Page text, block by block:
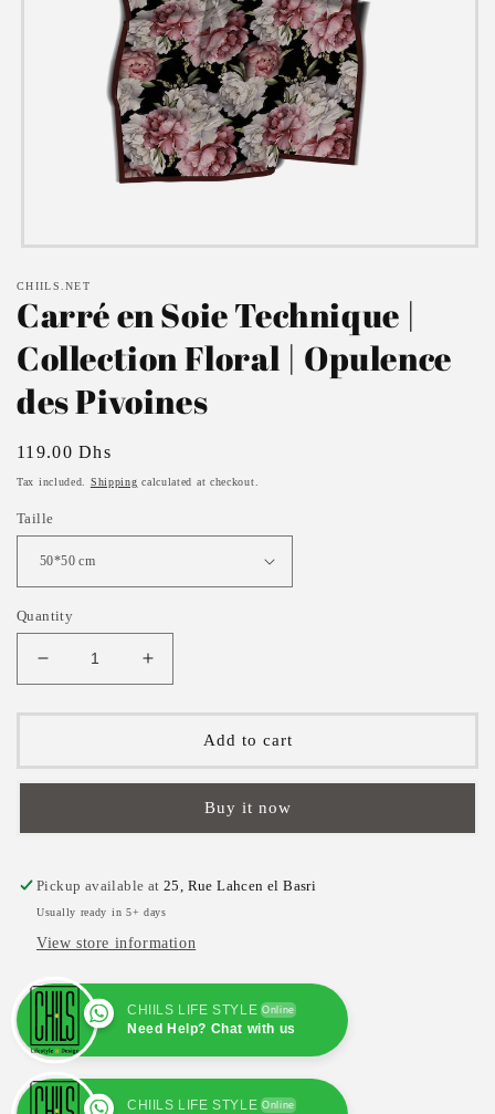
1
in
modal
CHIILS.NET
Carré en Soie Technique |
Collection Floral | Opulence
des Pivoines
Regular
price
119.00 Dhs
Tax included. Shipping calculated at checkout.
Taille
Quantity
Decrease
quantity
for
en
Soie
|
Floral
Opulence
des
Increase
quantity
for
en
Soie
Technique
|
Floral
Opulence
des
Add to cart
Buy it now
Pickup available at25, Rue Lahcen el Basri
Usually ready in 5+ days
View store information
CHIILS LIFE STYLE Online
Need Help? Chat with us
CHIILS LIFE STYLE Online